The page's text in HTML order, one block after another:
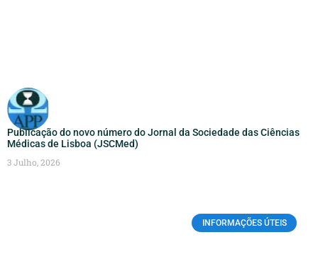
Publicação do novo número do Jornal da Sociedade das Ciências
Médicas de Lisboa (JSCMed)
3 Julho, 2026
INFORMAÇÕES ÚTEIS